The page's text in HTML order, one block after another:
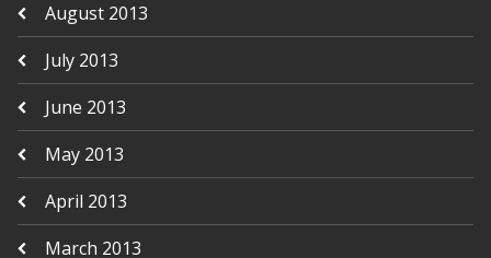
August 2013
July 2013
June 2013
May 2013
April 2013
March 2013